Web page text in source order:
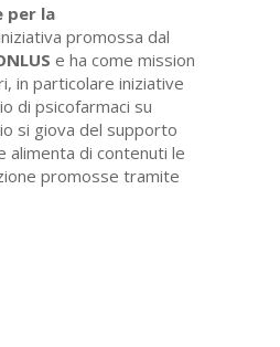
per la
promossa dal
e ha come mission
in particolare iniziative
di psicofarmaci su
si giova del supporto
alimenta di contenuti le
promosse tramite